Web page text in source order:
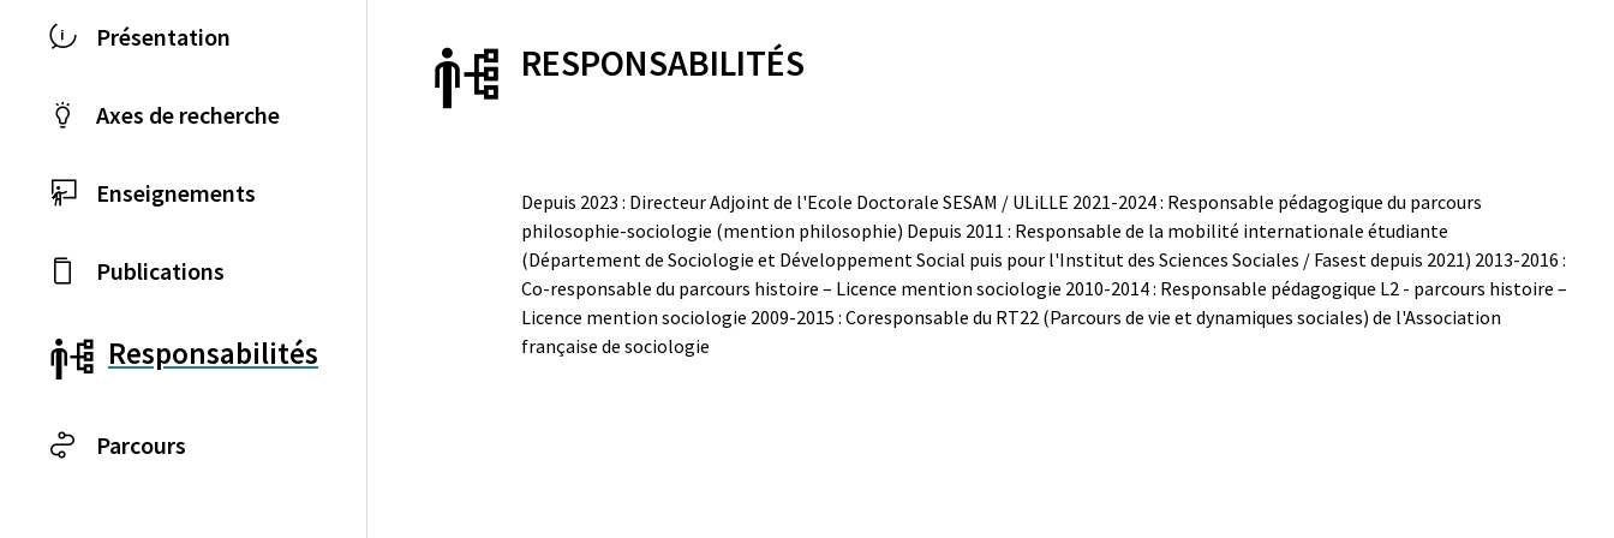
Présentation
Axes de recherche
Enseignements
Publications
Responsabilités
Parcours
RESPONSABILITÉS
Depuis 2023 : Directeur Adjoint de l'Ecole Doctorale SESAM / ULiLLE 2021-2024 : Responsable pédagogique du parcours
philosophie-sociologie (mention philosophie) Depuis 2011 : Responsable de la mobilité internationale étudiante
(Département de Sociologie et Développement Social puis pour l'Institut des Sciences Sociales / Fasest depuis 2021) 2013-2016 :
Co-responsable du parcours histoire – Licence mention sociologie 2010-2014 : Responsable pédagogique L2 - parcours histoire –
Licence mention sociologie 2009-2015 : Coresponsable du RT22 (Parcours de vie et dynamiques sociales) de l'Association
française de sociologie